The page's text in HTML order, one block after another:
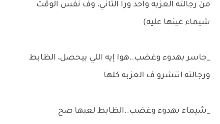
من رجالته العزبه واحد ورا التاني، وف نفس الوقت
شيماء عينها عليه)
_جاسر بهدوء وغضب..هوا إيه اللي بيحصل، الظابط
ورجالته انتشرو ف العزبه كلها
_شيماء بهدوء وغضب..الظابط لعبها صح